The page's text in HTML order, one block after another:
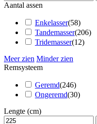
Aantal assen
Enkelasser(58)
Tandemasser(206)
Tridemasser(12)
Meer zien Minder zien
Remsysteem
Geremd(246)
Ongeremd(30)
Lengte (cm)